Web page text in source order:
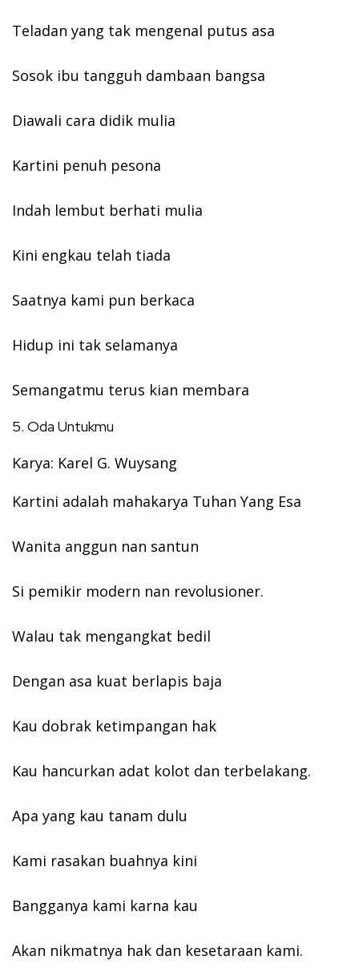
Teladan yang tak mengenal putus asa
Sosok ibu tangguh dambaan bangsa
Diawali cara didik mulia
Kartini penuh pesona
Indah lembut berhati mulia
Kini engkau telah tiada
Saatnya kami pun berkaca
Hidup ini tak selamanya
Semangatmu terus kian membara
5. Oda Untukmu
Karya: Karel G. Wuysang
Kartini adalah mahakarya Tuhan Yang Esa
Wanita anggun nan santun
Si pemikir modern nan revolusioner.
Walau tak mengangkat bedil
Dengan asa kuat berlapis baja
Kau dobrak ketimpangan hak
Kau hancurkan adat kolot dan terbelakang.
Apa yang kau tanam dulu
Kami rasakan buahnya kini
Bangganya kami karna kau
Akan nikmatnya hak dan kesetaraan kami.